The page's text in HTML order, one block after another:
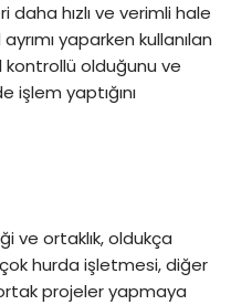
daha hızlı ve verimli hale
yaparken kullanılan
kontrollü olduğunu ve
işlem yaptığını
ve ortaklık, oldukça
hurda işletmesi, diğer
projeler yapmaya